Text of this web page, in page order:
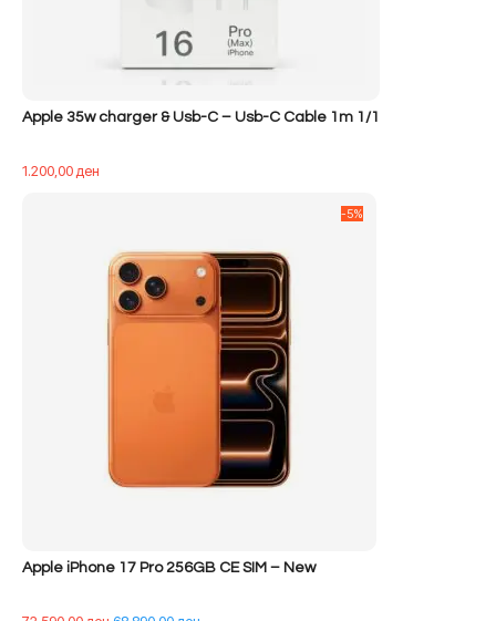
Apple 35w charger & Usb-C – Usb-C Cable 1m 1/1
1.200,00ден
Apple iPhone 17 Pro 256GB CE SIM – New
-5%